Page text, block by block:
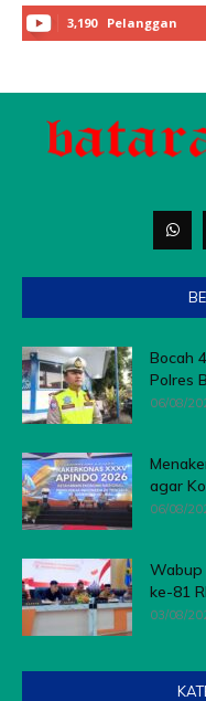
3,190 Pelanggan
Bocah
Polres
06/08/
agar
06/08/
Wabup
ke-81
03/08/